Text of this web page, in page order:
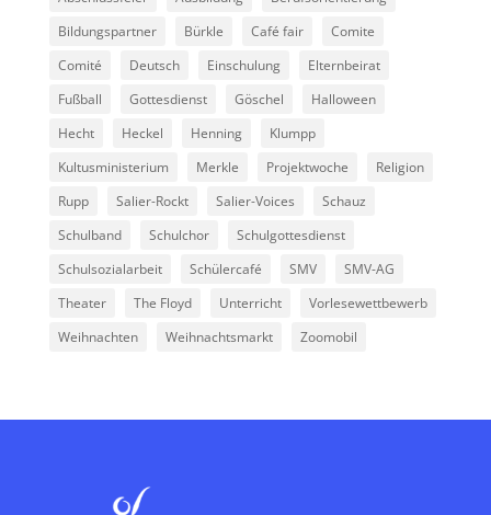
Bildungspartner
Bürkle Café fair
Comite
Comité
Deutsch Einschulung
Elternbeirat
Fußball
Gottesdienst Göschel
Halloween
Hecht
Heckel Henning
Klumpp
Kultusministerium
Merkle Projektwoche
Religion
Rupp
Salier-Rockt Salier-Voices
Schauz
Schulband
Schulchor
Schulgottesdienst
Schulsozialarbeit
Schülercafé SMV
SMV-AG
Theater
The Floyd Unterricht
Vorlesewettbewerb
Weihnachten
Weihnachtsmarkt Zoomobil